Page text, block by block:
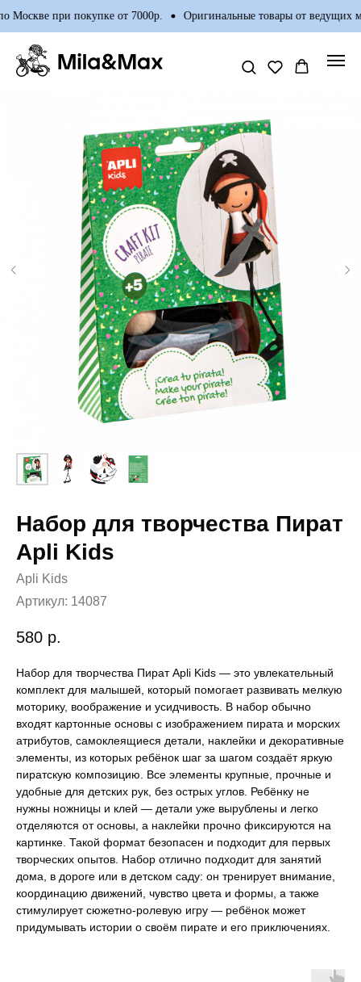
Москве при покупке от 7000р. Оригинальные товары от ведущих
Набор для творчества Пират
Apli Kids
Apli Kids
Артикул: 14087
580 р.
Набор для творчества Пират Apli Kids — это увлекательный
комплект для малышей, который помогает развивать мелкую
моторику, воображение и усидчивость. В набор обычно
входят картонные основы с изображением пирата и морских
атрибутов, самоклеящиеся детали, наклейки и декоративные
элементы, из которых ребёнок шаг за шагом создаёт яркую
пиратскую композицию. Все элементы крупные, прочные и
удобные для детских рук, без острых углов. Ребёнку не
нужны ножницы и клей — детали уже вырублены и легко
отделяются от основы, а наклейки прочно фиксируются на
картинке. Такой формат безопасен и подходит для первых
творческих опытов. Набор отлично подходит для занятий
дома, в дороге или в детском саду: он тренирует внимание,
координацию движений, чувство цвета и формы, а также
стимулирует сюжетно-ролевую игру — ребёнок может
придумывать истории о своём пирате и его приключениях.